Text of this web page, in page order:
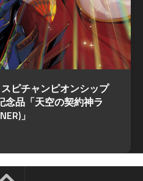
ピチャンピオンシップ
品「天空の契約神ラ
」